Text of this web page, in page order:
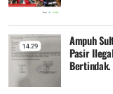
Ampuh
Pasir
Bertindak.